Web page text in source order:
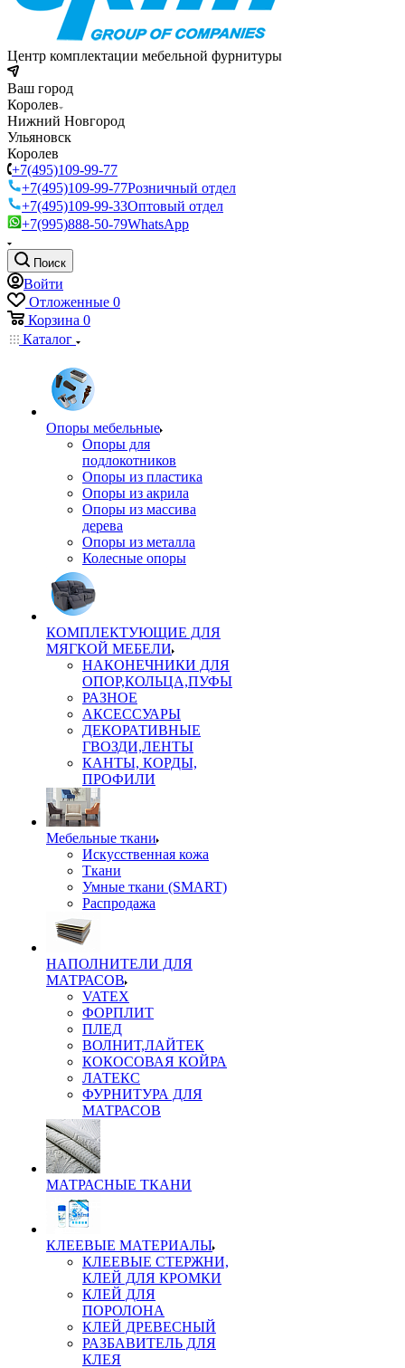
Центр комплектации мебельной фурнитуры
Ваш город
Королев
Нижний Новгород
Ульяновск
Королев
+7(495)109-99-77
+7(495)109-99-77Розничный отдел
+7(495)109-99-33Оптовый отдел
+7(995)888-50-79WhatsApp
Поиск
Войти
Отложенные 0
Корзина 0
Каталог
Опоры мебельные
Опоры для
подлокотников
Опоры из пластика
Опоры из акрила
Опоры из массива
дерева
Опоры из металла
Колесные опоры
КОМПЛЕКТУЮЩИЕ ДЛЯ
МЯГКОЙ МЕБЕЛИ
НАКОНЕЧНИКИ ДЛЯ
ОПОР,КОЛЬЦА,ПУФЫ
РАЗНОЕ
АКСЕССУАРЫ
ДЕКОРАТИВНЫЕ
ГВОЗДИ,ЛЕНТЫ
КАНТЫ, КОРДЫ,
ПРОФИЛИ
Мебельные ткани
Искусственная кожа
Ткани
Умные ткани (SMART)
Распродажа
НАПОЛНИТЕЛИ ДЛЯ
МАТРАСОВ
VATEX
ФОРПЛИТ
ПЛЕД
ВОЛНИТ,ЛАЙТЕК
КОКОСОВАЯ КОЙРА
ЛАТЕКС
ФУРНИТУРА ДЛЯ
МАТРАСОВ
МАТРАСНЫЕ ТКАНИ
КЛЕЕВЫЕ МАТЕРИАЛЫ
КЛЕЕВЫЕ СТЕРЖНИ,
КЛЕЙ ДЛЯ КРОМКИ
КЛЕЙ ДЛЯ
ПОРОЛОНА
КЛЕЙ ДРЕВЕСНЫЙ
РАЗБАВИТЕЛЬ ДЛЯ
КЛЕЯ